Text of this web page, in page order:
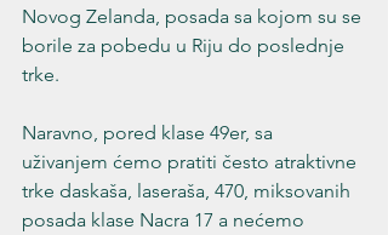
Novog Zelanda, posada sa kojom su se
borile za pobedu u Riju do poslednje
trke.
Naravno, pored klase 49er, sa
uživanjem ćemo pratiti često atraktivne
trke daskaša, laseraša, 470, miksovanih
posada klase Nacra 17 a nećemo